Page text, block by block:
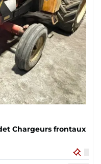
Chargeurs frontaux